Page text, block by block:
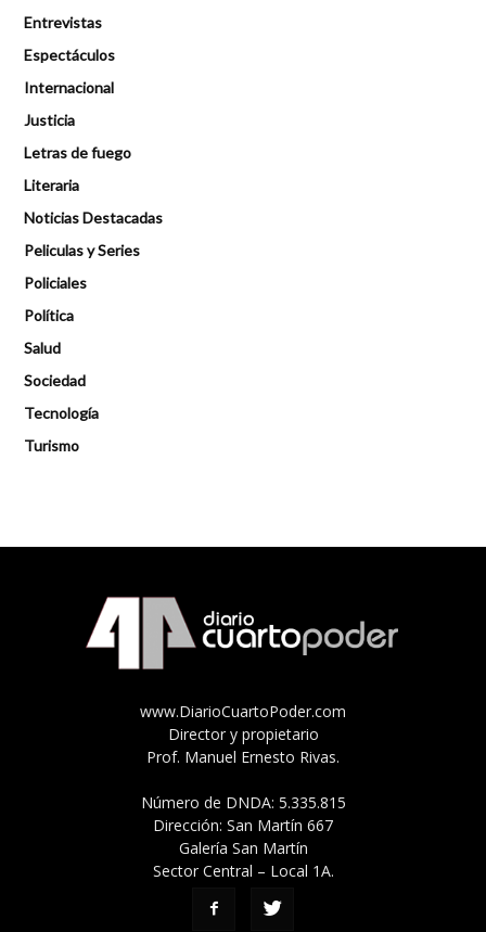
Entrevistas
Espectáculos
Internacional
Justicia
Letras de fuego
Literaria
Noticias Destacadas
Peliculas y Series
Policiales
Política
Salud
Sociedad
Tecnología
Turismo
www.DiarioCuartoPoder.com
Director y propietario
Prof. Manuel Ernesto Rivas.
Número de DNDA: 5.335.815
Dirección: San Martín 667
Galería San Martín
Sector Central – Local 1A.